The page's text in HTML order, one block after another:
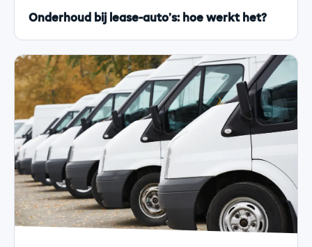
Onderhoud bij lease-auto’s: hoe werkt het?